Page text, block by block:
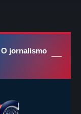
O jornalismo